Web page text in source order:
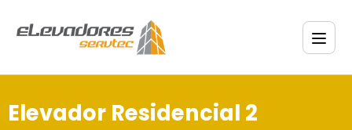
Elevador Residencial 2